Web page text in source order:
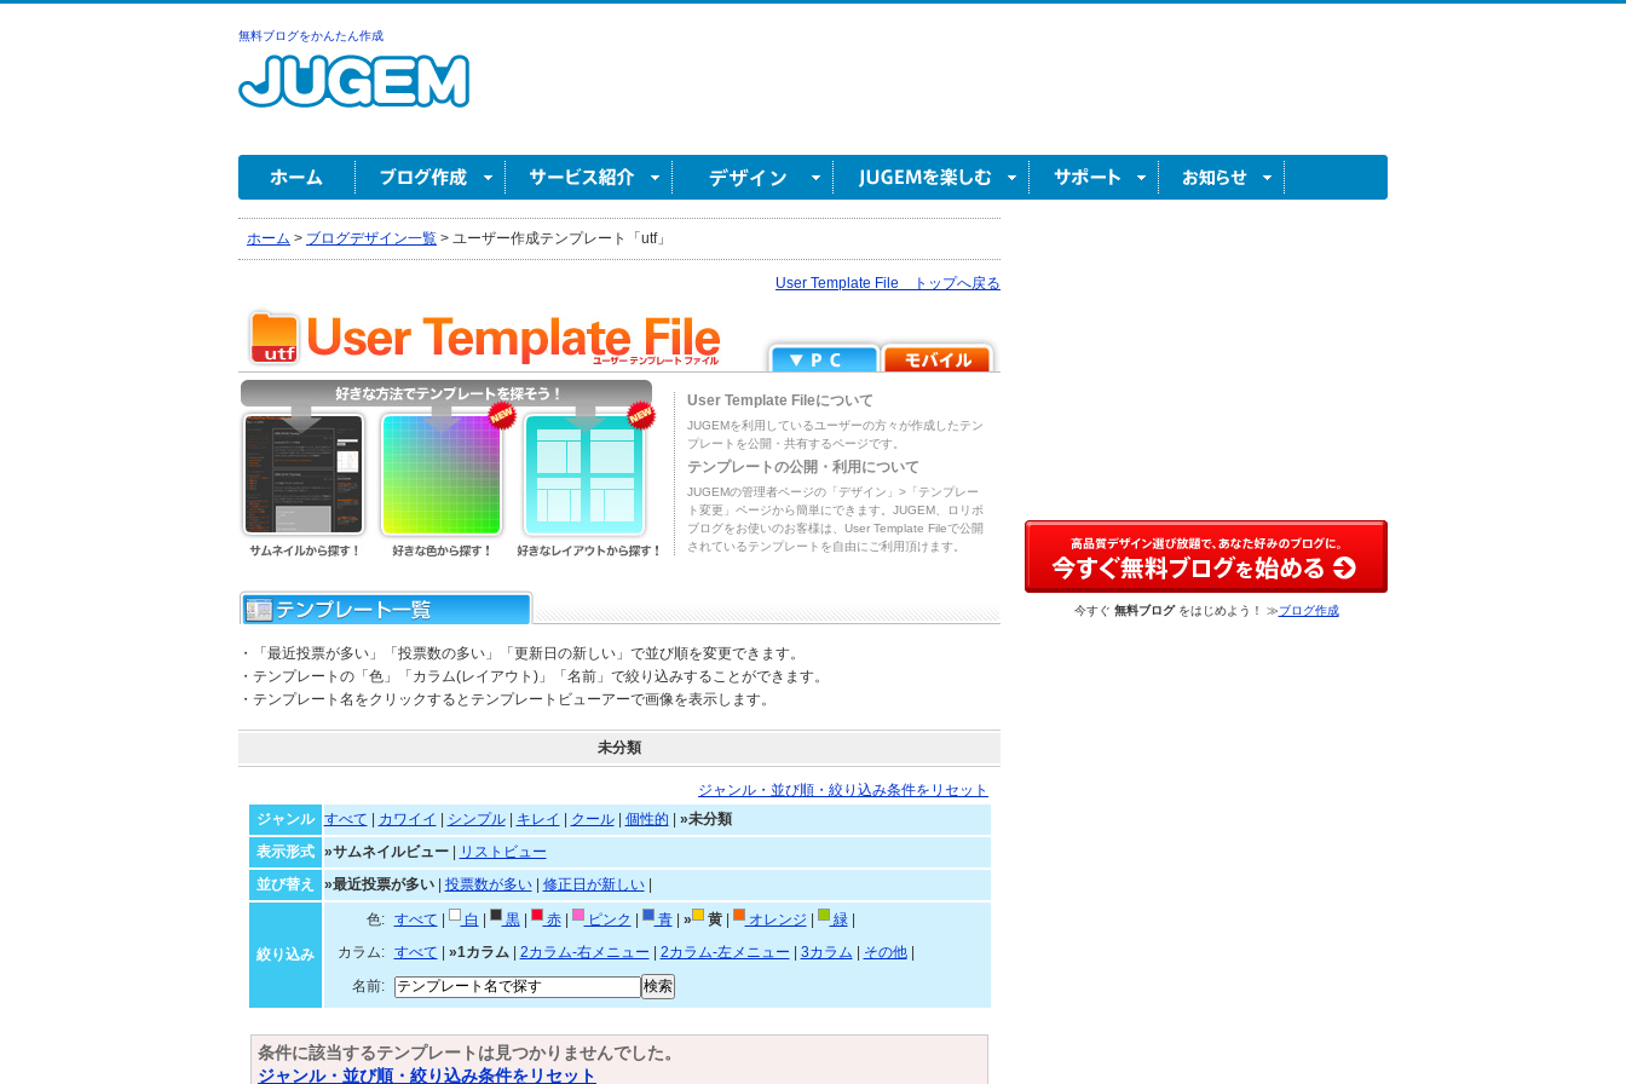
無料ブログをかんたん作成
ホーム > ブログデザイン一覧 > ユーザー作成テンプレート「utf」
User Template File トップへ戻る
User Template Fileについて
JUGEMを利用しているユーザーの方々が作成したテン
プレートを公開・共有するページです。
テンプレートの公開・利用について
JUGEMの管理者ページの「デザイン」>「テンプレー
ト変更」ページから簡単にできます。JUGEM、ロリポ
ブログをお使いのお客様は、User Template Fileで公開
されているテンプレートを自由にご利用頂けます。
・「最近投票が多い」「投票数の多い」「更新日の新しい」で並び順を変更できます。
・テンプレートの「色」「カラム(レイアウト)」「名前」で絞り込みすることができます。
・テンプレート名をクリックするとテンプレートビューアーで画像を表示します。
未分類
ジャンル・並び順・絞り込み条件をリセット
ジャンル
すべて カワイイ シンプル| キレイ クール| 個性的
»未分類
表示形式
»サムネイルビュー|
リストビュー
並び替え
»最近投票が多い| 投票数が多い| 修正日が新しい|
絞り込み
色: すべて 白 黒| 赤| ピンク 青| » 黄| オレンジ 緑|
カラム:
すべて »1カラム| 2カラム-右メニュー 2カラム-左メニュー 3カラム その他|
名前:
条件に該当するテンプレートは見つかりませんでした。
ジャンル・並び順・絞り込み条件をリセット
今すぐ 無料ブログをはじめよう！ ≫ブログ作成